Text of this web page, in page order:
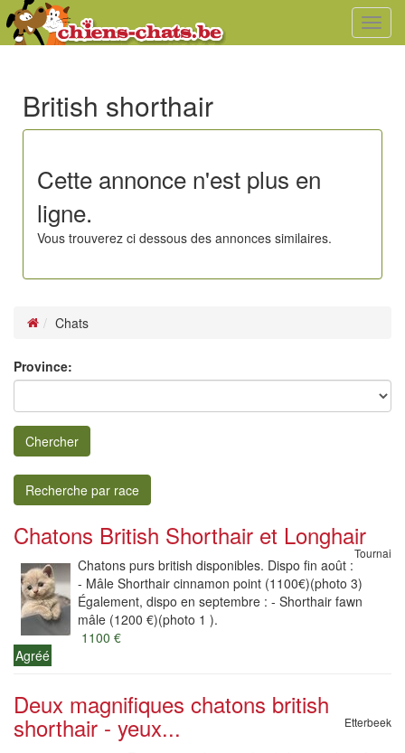
British shorthair
Cette annonce n'est plus en
ligne.
Vous trouverez ci dessous des annonces similaires.
Chats
Province:
Chercher
Recherche par race
Chatons British Shorthair et Longhair
Tournai
Chatons purs british disponibles. Dispo fin août :
- Mâle Shorthair cinnamon point (1100€)(photo 3)
Également, dispo en septembre : - Shorthair fawn
mâle (1200 €)(photo 1 ).
1100 €
Agréé
Deux magnifiques chatons british
shorthair - yeux... Etterbeek